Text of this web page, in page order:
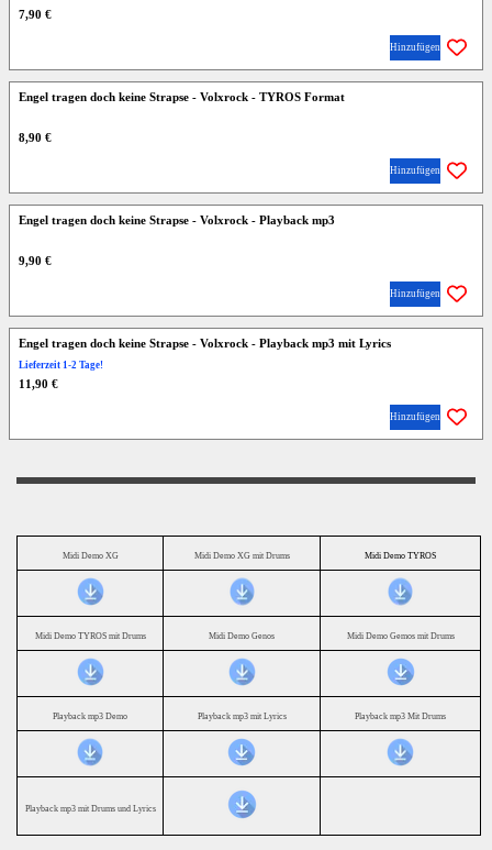
7,90 €
Hinzufügen
Engel tragen doch keine Strapse - Volxrock - TYROS Format
8,90 €
Hinzufügen
Engel tragen doch keine Strapse - Volxrock - Playback mp3
9,90 €
Hinzufügen
Engel tragen doch keine Strapse - Volxrock - Playback mp3 mit Lyrics
Lieferzeit 1-2 Tage!
11,90 €
Hinzufügen
Midi Demo XG Midi Demo XG mit Drums Midi Demo TYROS
Midi Demo TYROS mit Drums Midi Demo Genos Midi Demo Gemos mit Drums
Playback mp3 Demo Playback mp3 mit Lyrics Playback mp3 Mit Drums
Playback mp3 mit Drums und Lyrics